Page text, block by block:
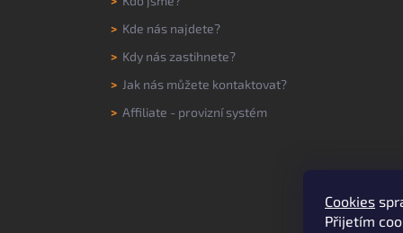
Cookies
Přijetím
> Kde nás najdete?
> Kdy nás zastihnete?
> Jak nás můžete kontaktovat?
> Affiliate - provizní systém